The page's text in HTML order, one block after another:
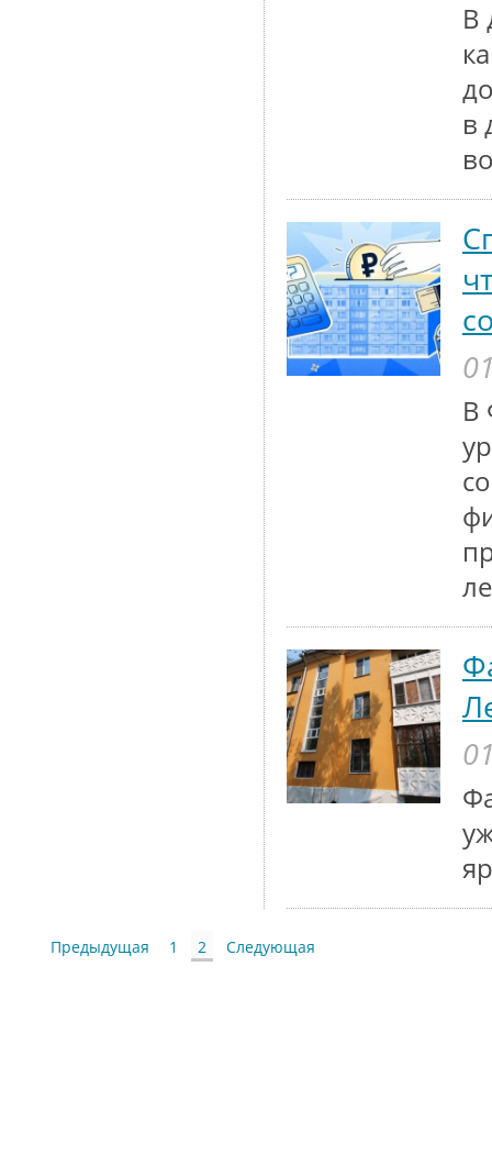
В
в
В
Предыдущая 1 2 Следующая